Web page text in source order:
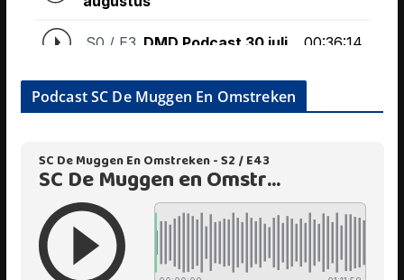
Podcast SC De Muggen En Omstreken